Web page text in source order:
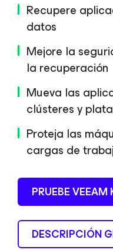
Recupere
datos
Mejore la
la recuperación
Mueva las
clústeres y
Proteja las
cargas de
PRUEBE VEEAM
DESCRIPCIÓN